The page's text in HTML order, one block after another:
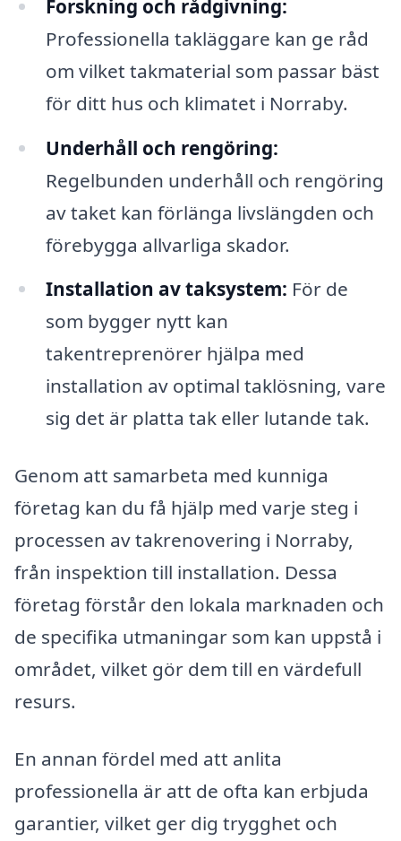
Forskning och rådgivning:
Professionella takläggare kan ge råd
om vilket takmaterial som passar bäst
för ditt hus och klimatet i Norraby.
Underhåll och rengöring:
Regelbunden underhåll och rengöring
av taket kan förlänga livslängden och
förebygga allvarliga skador.
Installation av taksystem: För de
som bygger nytt kan
takentreprenörer hjälpa med
installation av optimal taklösning, vare
sig det är platta tak eller lutande tak.
Genom att samarbeta med kunniga
företag kan du få hjälp med varje steg i
processen av takrenovering i Norraby,
från inspektion till installation. Dessa
företag förstår den lokala marknaden och
de specifika utmaningar som kan uppstå i
området, vilket gör dem till en värdefull
resurs.
En annan fördel med att anlita
professionella är att de ofta kan erbjuda
garantier, vilket ger dig trygghet och